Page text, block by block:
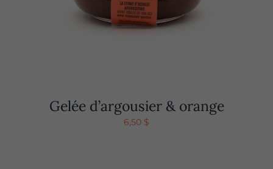
Gelée d’argousier & orange
6,50 $